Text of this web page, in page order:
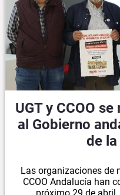
UGT y CCOO
al Gobierno
de
Las organizaciones de
CCOO Andalucía han